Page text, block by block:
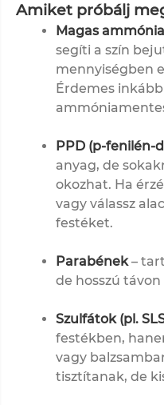
Amiket próbálj
Magas
segíti a szín
mennyiségben
Érdemes
PPD (p-fenilén-
anyag, de
okozhat. Ha
vagy válassz
festéket.
Parabének–
de hosszú
Szulfátok (pl.
festékben,
vagy
tisztítanak, de